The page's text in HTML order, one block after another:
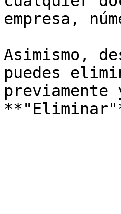
empresa,
Asimismo,
puedes